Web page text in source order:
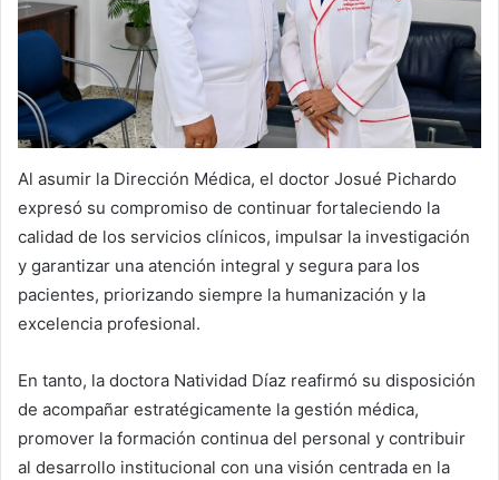
Al asumir la Dirección Médica, el doctor Josué Pichardo
expresó su compromiso de continuar fortaleciendo la
calidad de los servicios clínicos, impulsar la investigación
y garantizar una atención integral y segura para los
pacientes, priorizando siempre la humanización y la
excelencia profesional.
En tanto, la doctora Natividad Díaz reafirmó su disposición
de acompañar estratégicamente la gestión médica,
promover la formación continua del personal y contribuir
al desarrollo institucional con una visión centrada en la